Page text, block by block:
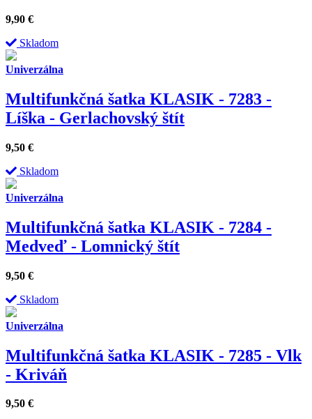
9,90 €
Skladom
Univerzálna
Multifunkčná šatka KLASIK - 7283 -
Líška - Gerlachovský štít
9,50 €
Skladom
Univerzálna
Multifunkčná šatka KLASIK - 7284 -
Medveď - Lomnický štít
9,50 €
Skladom
Univerzálna
Multifunkčná šatka KLASIK - 7285 - Vlk
- Kriváň
9,50 €